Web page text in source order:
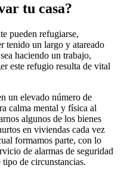
tu casa?
pueden refugiarse,
tenido un largo y atareado
haciendo un trabajo,
este refugio resulta de vital
un elevado número de
calma mental y física al
algunos de los bienes
en viviendas cada vez
formamos parte, con lo
de alarmas de seguridad
tipo de circunstancias.